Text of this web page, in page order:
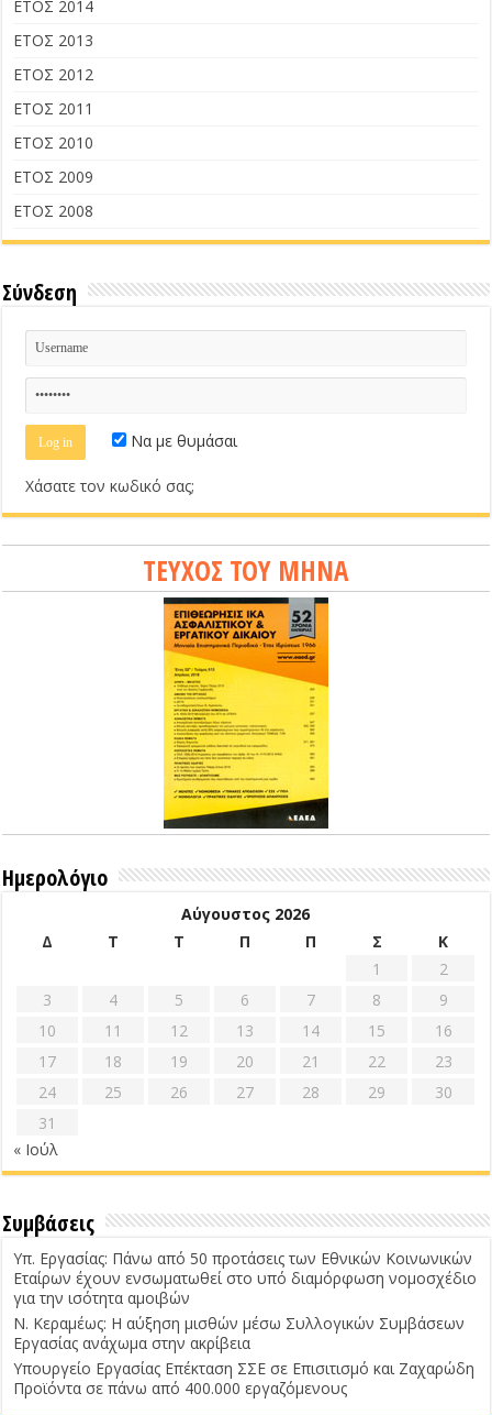
ΕΤΟΣ 2014
ΕΤΟΣ 2013
ΕΤΟΣ 2012
ΕΤΟΣ 2011
ΕΤΟΣ 2010
ΕΤΟΣ 2009
ΕΤΟΣ 2008
Σύνδεση
Να με θυμάσαι
Χάσατε τον κωδικό σας;
ΤΕΥΧΟΣ ΤΟΥ ΜΗΝΑ
Ημερολόγιο
Αύγουστος 2026
Δ
Τ Τ Π Π Σ
Κ
1
2
3
4 5 6 7 8
9
10
11 12 13 14 15
16
17
18 19 20 21 22
23
24
25 26 27 28 29
30
31
« Ιούλ
Συμβάσεις
Υπ. Εργασίας: Πάνω από 50 προτάσεις των Εθνικών Κοινωνικών
Εταίρων έχουν ενσωματωθεί στο υπό διαμόρφωση νομοσχέδιο
για την ισότητα αμοιβών
Ν. Κεραμέως: Η αύξηση μισθών μέσω Συλλογικών Συμβάσεων
Εργασίας ανάχωμα στην ακρίβεια
Υπουργείο Εργασίας Επέκταση ΣΣΕ σε Επισιτισμό και Ζαχαρώδη
Προϊόντα σε πάνω από 400.000 εργαζόμενους